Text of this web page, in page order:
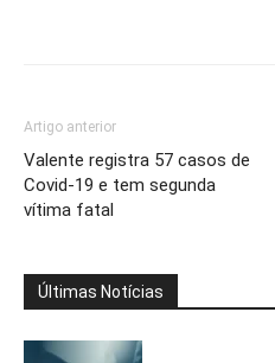
Artigo anterior
Valente registra 57 casos de
Covid-19 e tem segunda
vítima fatal
Últimas Notícias